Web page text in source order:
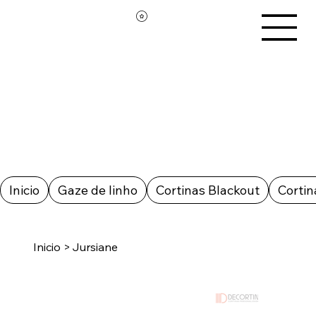
Inicio Gaze de linho Cortinas Blackout
Inicio > Jursiane